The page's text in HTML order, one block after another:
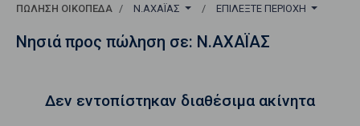
ΠΏΛΗΣΗ ΟΙΚΌΠΕΔΑ Ν.ΑΧΑΪΑΣ ΕΠΙΛΈΞΤΕ ΠΕΡΙΟΧΉ
Νησιά προς πώληση σε: Ν.ΑΧΑΪΑΣ
Δεν εντοπίστηκαν διαθέσιμα ακίνητα